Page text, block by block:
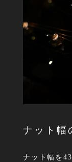
ナット幅
ナット幅を